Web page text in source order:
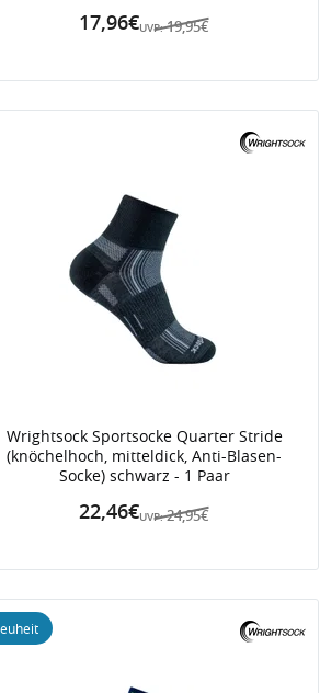
UVP: 19,95€
17,96€
Wrightsock Sportsocke Quarter Stride
(knöchelhoch, mitteldick, Anti-Blasen-
Socke) schwarz - 1 Paar
UVP: 24,95€
22,46€